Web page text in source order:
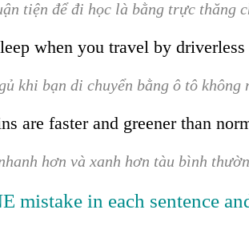
tiện để đi học là bằng trực thăng
when you travel by driverless
khi bạn di chuyển bằng ô tô
are faster and greener than
hơn và xanh hơn tàu bình
mistake in each sentence